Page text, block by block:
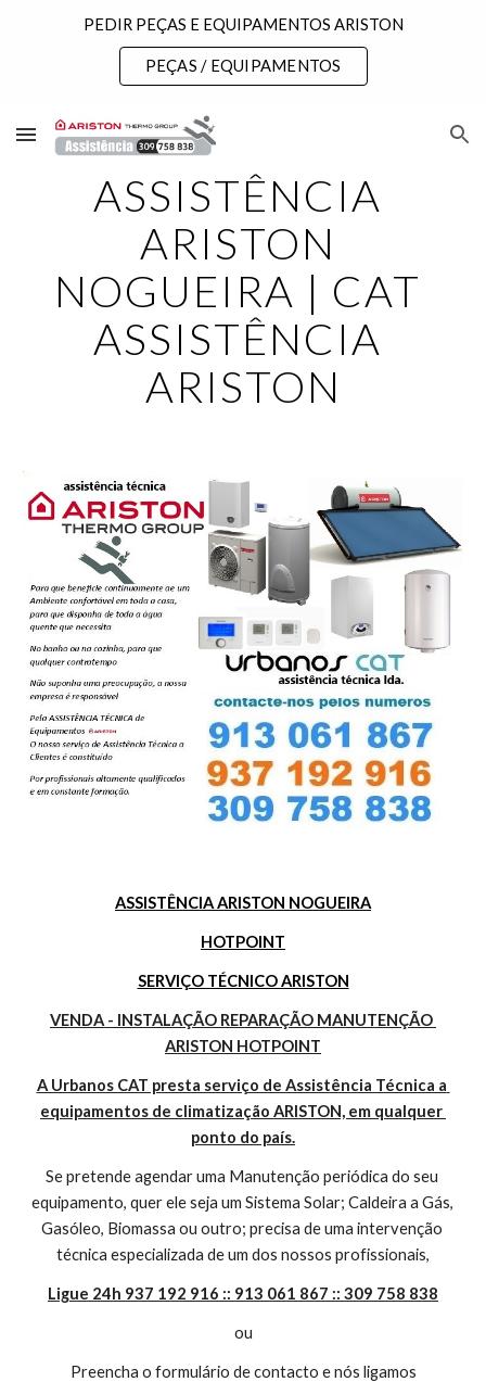
Skip to main content
PEDIR PEÇAS E EQUIPAMENTOS ARISTON
PEÇAS / EQUIPAMENTOS
ASSISTÊNCIA
ARISTON
NOGUEIRA | CAT
ASSISTÊNCIA
ARISTON
ASSISTÊNCIA ARISTON NOGUEIRA
HOTPOINT
SERVIÇO TÉCNICO ARISTON
VENDA - INSTALAÇÃO REPARAÇÃO MANUTENÇÃO
ARISTON HOTPOINT
A Urbanos CAT presta serviço de Assistência Técnica a
equipamentos de climatização ARISTON, em qualquer
ponto do país.
Se pretende agendar uma Manutenção periódica do seu
equipamento, quer ele seja um Sistema Solar; Caldeira a Gás,
Gasóleo, Biomassa ou outro; precisa de uma intervenção
técnica especializada de um dos nossos profissionais,
Ligue 24h 937 192 916 :: 913 061 867 :: 309 758 838
ou
Preencha o formulário de contacto e nós ligamos